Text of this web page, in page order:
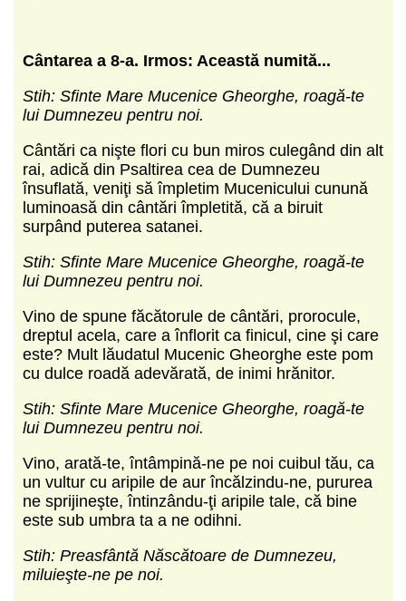
Cântarea a 8-a. Irmos: Această numită...
Stih: Sfinte Mare Mucenice Gheorghe, roagă-te
lui Dumnezeu pentru noi.
Cântări ca nişte flori cu bun miros culegând din alt
rai, adică din Psaltirea cea de Dumnezeu
însuflată, veniţi să împletim Mucenicului cunună
luminoasă din cântări împletită, că a biruit
surpând puterea satanei.
Stih: Sfinte Mare Mucenice Gheorghe, roagă-te
lui Dumnezeu pentru noi.
Vino de spune făcătorule de cântări, prorocule,
dreptul acela, care a înflorit ca finicul, cine şi care
este? Mult lăudatul Mucenic Gheor­ghe este pom
cu dulce roadă adevărată, de inimi hrănitor.
Stih: Sfinte Mare Mucenice Gheorghe, roagă-te
lui Dumnezeu pentru noi.
Vino, arată-te, întâmpină-ne pe noi cuibul tău, ca
un vultur cu aripile de aur încălzindu-ne, pururea
ne sprijineşte, întinzându-ţi aripile tale, că bine
este sub umbra ta a ne odihni.
Stih: Preasfântă Născătoare de Dumnezeu,
miluieşte-ne pe noi.